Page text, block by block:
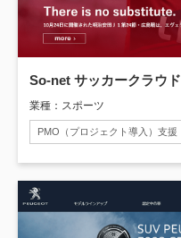
So-net サッカークラウド
業種：スポーツ
PMO（プロジェクト導入）支援